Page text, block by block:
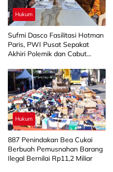
Hukum
Sufmi Dasco Fasilitasi Hotman
Paris, PWI Pusat Sepakat
Akhiri Polemik dan Cabut
Hukum
887 Penindakan Bea Cukai
Berbuah Pemusnahan Barang
Ilegal Bernilai Rp11,2 Miliar